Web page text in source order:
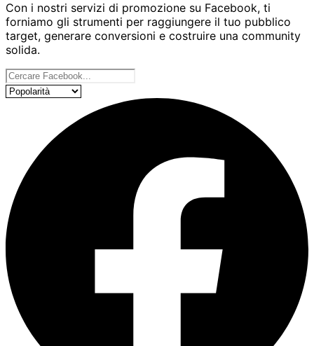
Con i nostri servizi di promozione su Facebook, ti
forniamo gli strumenti per raggiungere il tuo pubblico
target, generare conversioni e costruire una community
solida.
I nostri servizi
Ordina prodotti